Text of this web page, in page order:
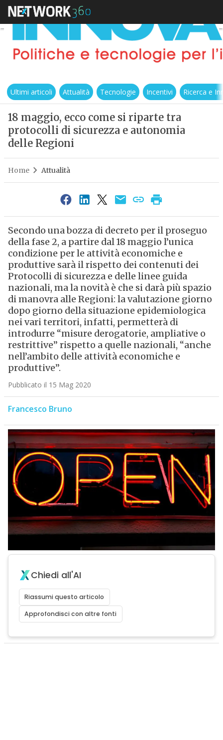
Ultimi articoli Attualità Tecnologie Incentivi Ricerca e
18 maggio, ecco come si riparte tra
protocolli di sicurezza e autonomia
delle Regioni
Home Attualità
Secondo una bozza di decreto per il proseguo
della fase 2, a partire dal 18 maggio l’unica
condizione per le attività economiche e
produttive sarà il rispetto dei contenuti dei
Protocolli di sicurezza e delle linee guida
nazionali, ma la novità è che si darà più spazio
di manovra alle Regioni: la valutazione giorno
dopo giorno della situazione epidemiologica
nei vari territori, infatti, permetterà di
introdurre “misure derogatorie, ampliative o
restrittive” rispetto a quelle nazionali, “anche
nell’ambito delle attività economiche e
produttive”.
Pubblicato il 15 Mag 2020
Francesco Bruno
Chiedi all'AI
Riassumi questo articolo
Approfondisci con altre fonti